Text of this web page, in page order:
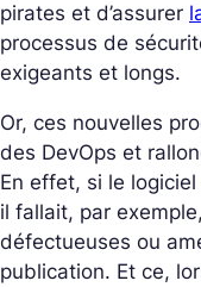
pirates et d’assurer
processus de
exigeants et longs.
Or, ces nouvelles
des DevOps et
En effet, si le
il fallait, par
défectueuses ou
publication. Et ce,